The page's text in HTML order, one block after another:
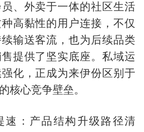
、外卖于一体的社区生活
高黏性的用户连接，不仅
输送客流，也为后续品类
提供了坚实底座。私域运
化，正成为来伊份区别于
核心竞争壁垒。
速：产品结构升级路径清